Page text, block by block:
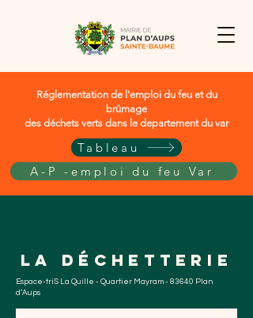
Réglementation de l'emploi du feu et du
brûmage
des déchets verts dans le departement du var
Tableau
A-P -emploi du feu Var
La déchetterie
Espace-triS La Quille - Quartier Mayram - 83640 Plan
d’Aups